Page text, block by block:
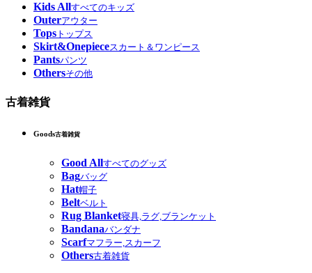
Kids Allすべてのキッズ
Outerアウター
Tops トップス
Skirt&Onepieceスカート＆ワンピース
Pantsパンツ
Othersその他
古着雑貨
Goods古着雑貨
Good Allすべてのグッズ
Bagバッグ
Hat帽子
Beltベルト
Rug Blanket寝具,ラグ,ブランケット
Bandanaバンダナ
Scarfマフラー,スカーフ
Others古着雑貨